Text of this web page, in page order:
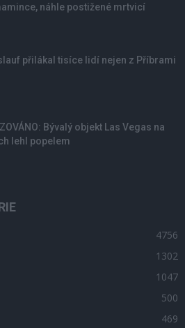
náhle postižené mrtvicí
přilákal tisíce lidí nejen z Příbrami
Bývalý objekt Las Vegas na
lehl popelem
4756
1302
1047
500
469